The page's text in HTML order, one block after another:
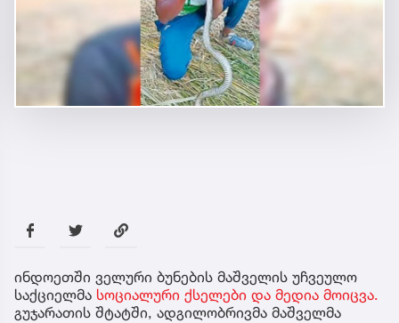
ინდოეთში ველური ბუნების მაშველის უჩვეულო
საქციელმა სოციალური ქსელები და მედია მოიცვა.
გუჯარათის შტატში, ადგილობრივმა მაშველმა